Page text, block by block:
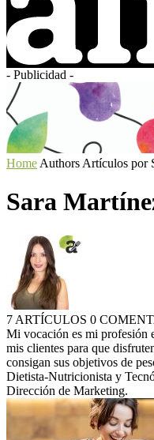
- Publicidad -
Home Authors Artículos por
Sara
7 ARTÍCULOS 0
Mi vocación es mi profesión
mis clientes para que
consigan sus objetivos de
Dietista-Nutricionista y
Dirección de Marketing.